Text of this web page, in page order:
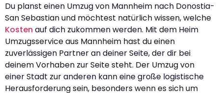
Du planst einen Umzug von Mannheim nach Donostia-
San Sebastian und möchtest natürlich wissen, welche
Kosten auf dich zukommen werden. Mit dem Heim
Umzugsservice aus Mannheim hast du einen
zuverlässigen Partner an deiner Seite, der dir bei
deinem Vorhaben zur Seite steht. Der Umzug von
einer Stadt zur anderen kann eine große logistische
Herausforderung sein, besonders wenn es sich um